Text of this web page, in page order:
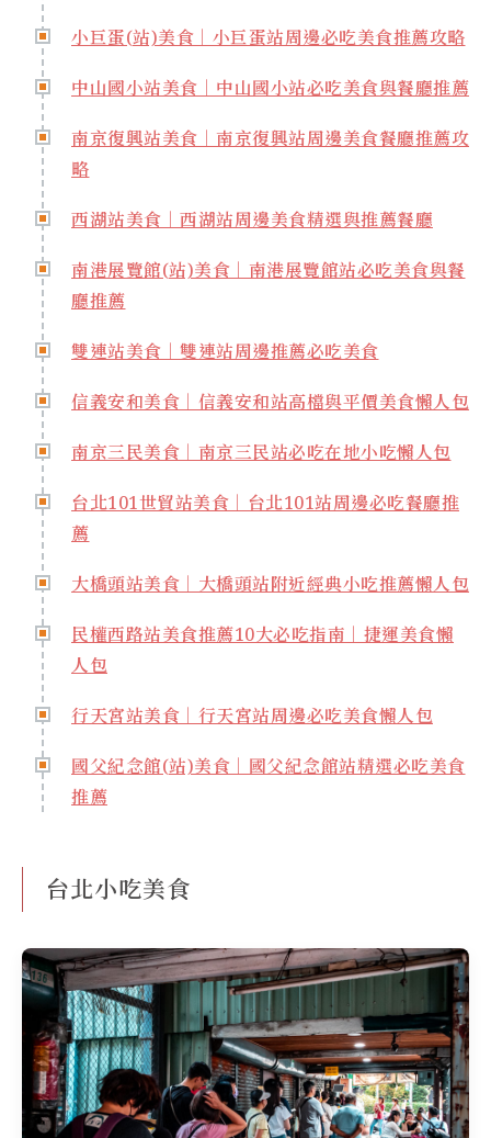
小巨蛋(站)美食｜小巨蛋站周邊必吃美食推薦攻略
中山國小站美食｜中山國小站必吃美食與餐廳推薦
南京復興站美食｜南京復興站周邊美食餐廳推薦攻
略
西湖站美食｜西湖站周邊美食精選與推薦餐廳
南港展覽館(站)美食｜南港展覽館站必吃美食與餐
廳推薦
雙連站美食｜雙連站周邊推薦必吃美食
信義安和美食｜信義安和站高檔與平價美食懶人包
南京三民美食｜南京三民站必吃在地小吃懶人包
台北101世貿站美食｜台北101站周邊必吃餐廳推
薦
大橋頭站美食｜大橋頭站附近經典小吃推薦懶人包
民權西路站美食推薦10大必吃指南｜捷運美食懶
人包
行天宮站美食｜行天宮站周邊必吃美食懶人包
國父紀念館(站)美食｜國父紀念館站精選必吃美食
推薦
台北小吃美食